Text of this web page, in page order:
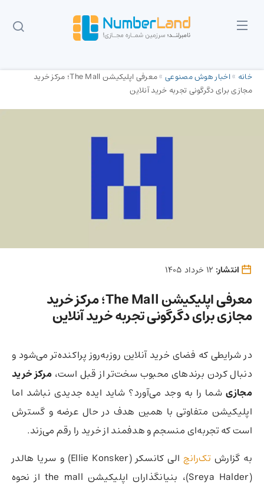
خانه »اخبار هوش مصنوعی»
معرفی اپلیکیشن The Mall؛ مرکز خرید
مجازی برای دگرگونی تجربه خرید آنلاین
انتشار:
معرفی اپلیکیشن The Mall؛ مرکز خرید
مجازی برای دگرگونی تجربه خرید آنلاین
در شرایطی که فضای خرید آنلاین روزبه‌روز پراکنده‌تر می‌شود و
دنبال کردن برندهای محبوب سخت‌تر از قبل است، مرکز خرید
مجازی شما را به وجد می‌آورد؟ شاید ایده جدیدی نباشد اما
اپلیکیشن متفاوتی با همین هدف در حال عرضه و گسترش
است که تجربه‌ای منسجم و هدفمند از خرید را رقم می‌زند.
به گزارش تک‌رانچ
الی کانسکر (Ellie Konsker) و سریا هالدر
(Sreya Halder)، بنیانگذاران اپلیکیشن the mall از نحوه